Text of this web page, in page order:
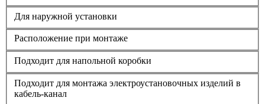
Для наружной установки
Расположение при монтаже
Подходит для напольной коробки
Подходит для монтажа электроустановочных изделий в
кабель-канал